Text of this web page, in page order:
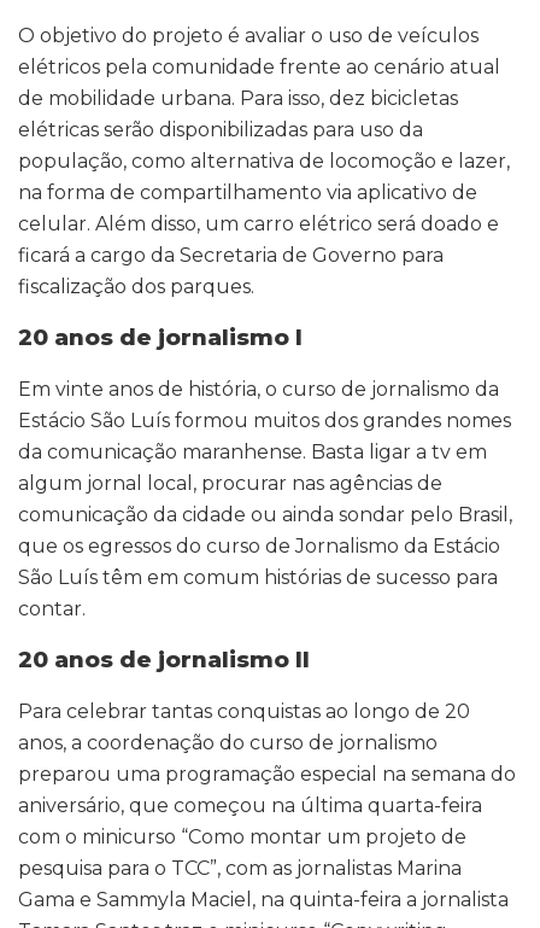
O objetivo do projeto é avaliar o uso de veículos
elétricos pela comunidade frente ao cenário atual
de mobilidade urbana. Para isso, dez bicicletas
elétricas serão disponibilizadas para uso da
população, como alternativa de locomoção e lazer,
na forma de compartilhamento via aplicativo de
celular. Além disso, um carro elétrico será doado e
ficará a cargo da Secretaria de Governo para
fiscalização dos parques.
20 anos de jornalismo I
Em vinte anos de história, o curso de jornalismo da
Estácio São Luís formou muitos dos grandes nomes
da comunicação maranhense. Basta ligar a tv em
algum jornal local, procurar nas agências de
comunicação da cidade ou ainda sondar pelo Brasil,
que os egressos do curso de Jornalismo da Estácio
São Luís têm em comum histórias de sucesso para
contar.
20 anos de jornalismo II
Para celebrar tantas conquistas ao longo de 20
anos, a coordenação do curso de jornalismo
preparou uma programação especial na semana do
aniversário, que começou na última quarta-feira
com o minicurso “Como montar um projeto de
pesquisa para o TCC”, com as jornalistas Marina
Gama e Sammyla Maciel, na quinta-feira a jornalista